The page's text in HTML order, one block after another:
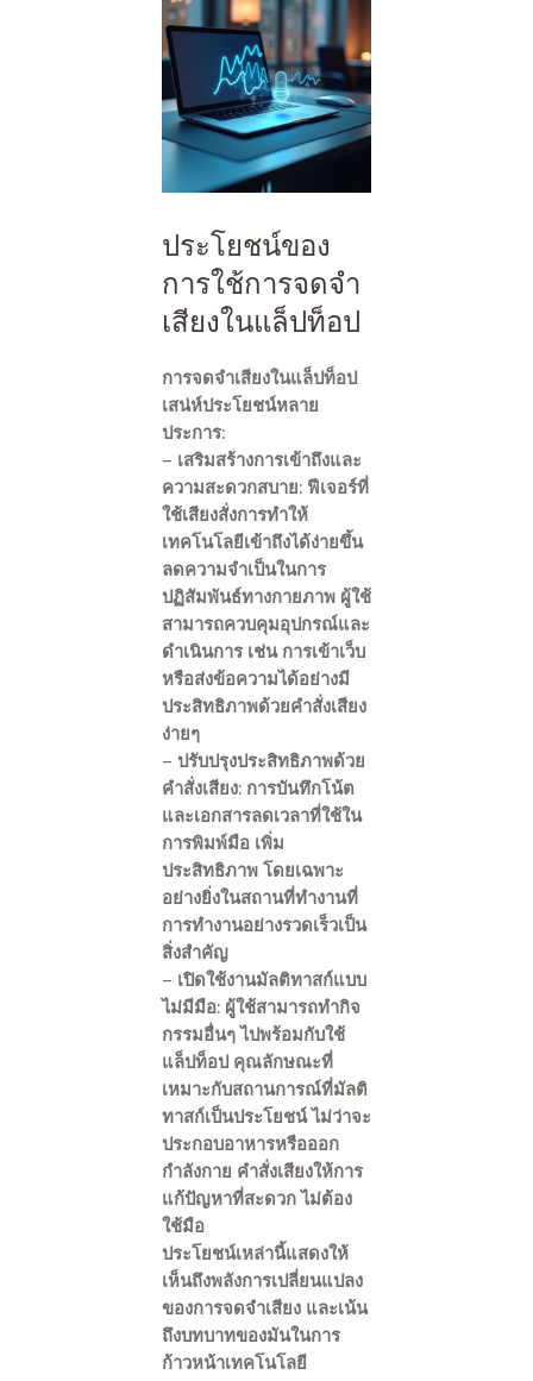
ประโยชน์ของ
การใช้การจดจำ
เสียงในแล็ปท็อป
การจดจำเสียงในแล็ปท็อป
เสน่ห์ประโยชน์หลาย
ประการ:
– เสริมสร้างการเข้าถึงและ
ความสะดวกสบาย: ฟีเจอร์ที่
ใช้เสียงสั่งการทำให้
เทคโนโลยีเข้าถึงได้ง่ายขึ้น
ลดความจำเป็นในการ
ปฏิสัมพันธ์ทางกายภาพ ผู้ใช้
สามารถควบคุมอุปกรณ์และ
ดำเนินการ เช่น การเข้าเว็บ
หรือส่งข้อความได้อย่างมี
ประสิทธิภาพด้วยคำสั่งเสียง
ง่ายๆ
– ปรับปรุงประสิทธิภาพด้วย
คำสั่งเสียง: การบันทึกโน้ต
และเอกสารลดเวลาที่ใช้ใน
การพิมพ์มือ เพิ่ม
ประสิทธิภาพ โดยเฉพาะ
อย่างยิ่งในสถานที่ทำงานที่
การทำงานอย่างรวดเร็วเป็น
สิ่งสำคัญ
– เปิดใช้งานมัลติทาสก์แบบ
ไม่มีมือ: ผู้ใช้สามารถทำกิจ
กรรมอื่นๆ ไปพร้อมกับใช้
แล็ปท็อป คุณลักษณะที่
เหมาะกับสถานการณ์ที่มัลติ
ทาสก์เป็นประโยชน์ ไม่ว่าจะ
ประกอบอาหารหรือออก
กำลังกาย คำสั่งเสียงให้การ
แก้ปัญหาที่สะดวก ไม่ต้อง
ใช้มือ
ประโยชน์เหล่านี้แสดงให้
เห็นถึงพลังการเปลี่ยนแปลง
ของการจดจำเสียง และเน้น
ถึงบทบาทของมันในการ
ก้าวหน้าเทคโนโลยี